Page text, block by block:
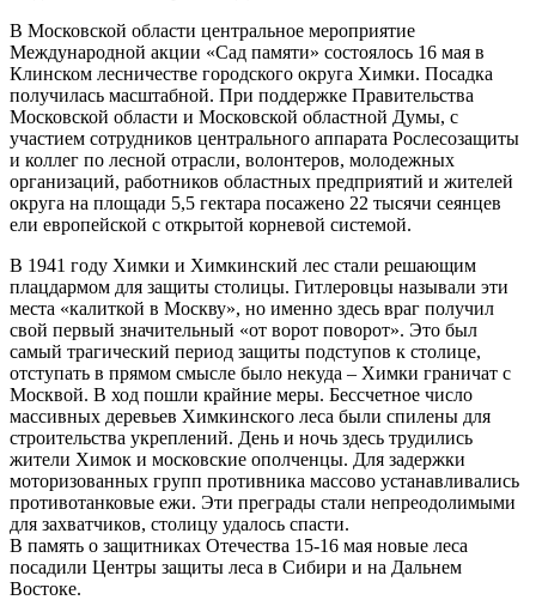
В Московской области центральное мероприятие
Международной акции «Сад памяти» состоялось 16 мая в
Клинском лесничестве городского округа Химки. Посадка
получилась масштабной. При поддержке Правительства
Московской области и Московской областной Думы, с
участием сотрудников центрального аппарата Рослесозащиты
и коллег по лесной отрасли, волонтеров, молодежных
организаций, работников областных предприятий и жителей
округа на площади 5,5 гектара посажено 22 тысячи сеянцев
ели европейской с открытой корневой системой.
В 1941 году Химки и Химкинский лес стали решающим
плацдармом для защиты столицы. Гитлеровцы называли эти
места «калиткой в Москву», но именно здесь враг получил
свой первый значительный «от ворот поворот». Это был
самый трагический период защиты подступов к столице,
отступать в прямом смысле было некуда – Химки граничат с
Москвой. В ход пошли крайние меры. Бессчетное число
массивных деревьев Химкинского леса были спилены для
строительства укреплений. День и ночь здесь трудились
жители Химок и московские ополченцы. Для задержки
моторизованных групп противника массово устанавливались
противотанковые ежи. Эти преграды стали непреодолимыми
для захватчиков, столицу удалось спасти.
В память о защитниках Отечества 15-16 мая новые леса
посадили Центры защиты леса в Сибири и на Дальнем
Востоке.